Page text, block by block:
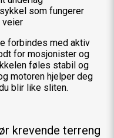
som fungerer
veier
forbindes med aktiv
for mosjonister og
føles stabil og
motoren hjelper deg
blir like sliten.
krevende terreng